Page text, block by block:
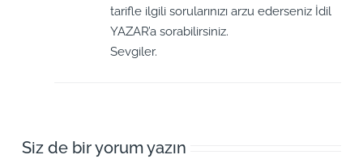
tarifle ilgili sorularınızı arzu ederseniz İdil
YAZAR’a sorabilirsiniz.
Sevgiler.
Siz de bir yorum yazın